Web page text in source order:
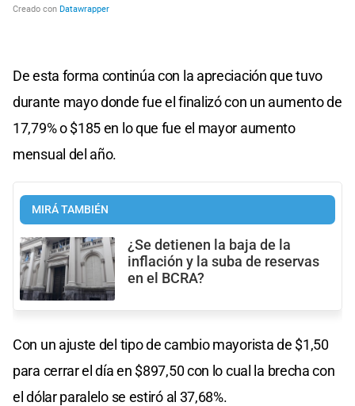
De esta forma continúa con la apreciación que tuvo
durante mayo donde fue el finalizó con un aumento de
17,79% o $185 en lo que fue el mayor aumento
mensual del año.
MIRÁ TAMBIÉN
¿Se detienen la baja de la
inflación y la suba de reservas
en el BCRA?
Con un ajuste del tipo de cambio mayorista de $1,50
para cerrar el día en $897,50 con lo cual la brecha con
el dólar paralelo se estiró al 37,68%.